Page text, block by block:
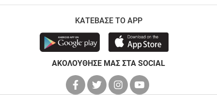
ΚΑΤΕΒΑΣΕ ΤΟ APP
ΑΚΟΛΟΥΘΗΣΕ ΜΑΣ ΣΤΑ SOCIAL